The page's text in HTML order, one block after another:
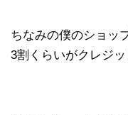
ちなみの僕のショッ
3割くらいがクレジ